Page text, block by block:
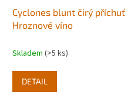
Cyclones blunt čirý příchuť
Hroznové víno
Skladem (>5 ks)
DETAIL